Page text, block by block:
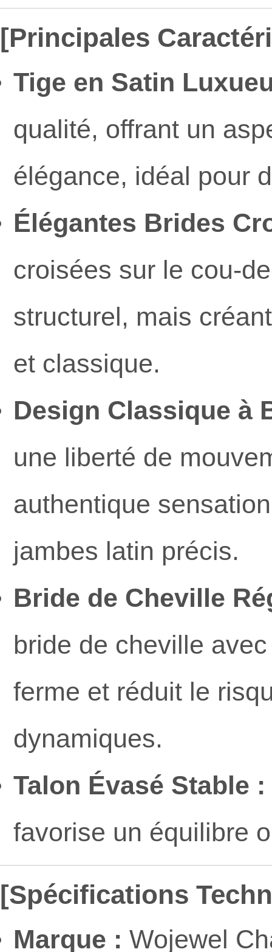
[Principales
Tige en Satin
qualité, offrant un
élégance, idéal pour
Élégantes Brides
croisées sur le cou-
structurel, mais
et classique.
Design Classique à
une liberté de
authentique
jambes latin précis.
Bride de Cheville
bride de cheville
ferme et réduit le
dynamiques.
Talon Évasé Stable :
favorise un équilibre
[Spécifications
Marque : Wojewel